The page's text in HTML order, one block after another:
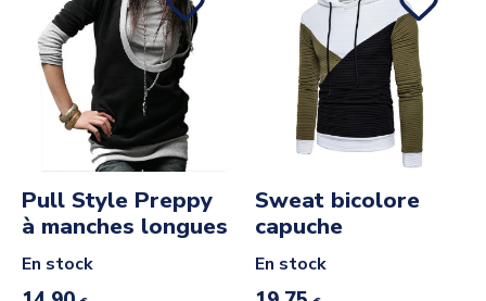
Pull Style Preppy
à manches longues
En stock
Sweat bicolore
capuche
En stock